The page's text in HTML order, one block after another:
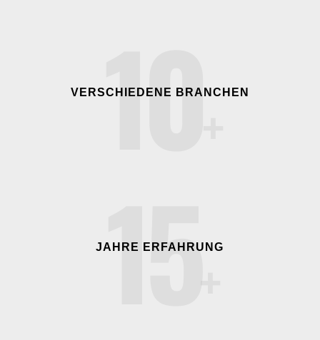
10
VERSCHIEDENE BRANCHEN
15
JAHRE ERFAHRUNG